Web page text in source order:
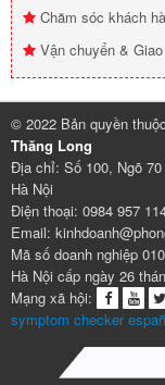
Chăm sóc khách
Vận chuyển &
© 2022 Bản quyền
Thăng Long
Địa chỉ: Số 100, Ngõ
Hà Nội
Điện thoại: 0984 957
Email:
Mã số doanh nghiệp
Hà Nội cấp ngày 26
Mạng xã hội:
symptom checker